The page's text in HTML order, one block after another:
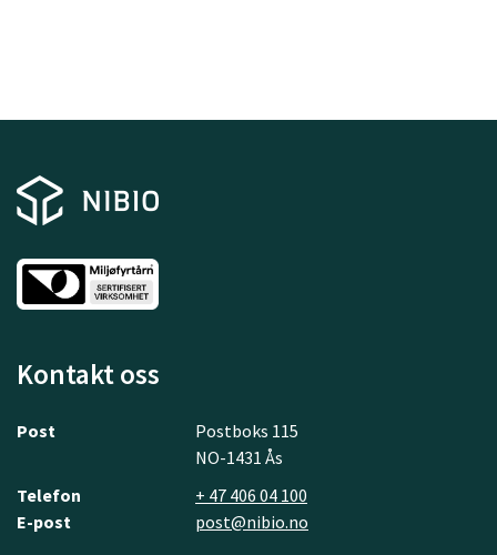
Kontakt oss
Post
Postboks 115
NO-1431 Ås
Telefon
+ 47 406 04 100
E-post
post@nibio.no